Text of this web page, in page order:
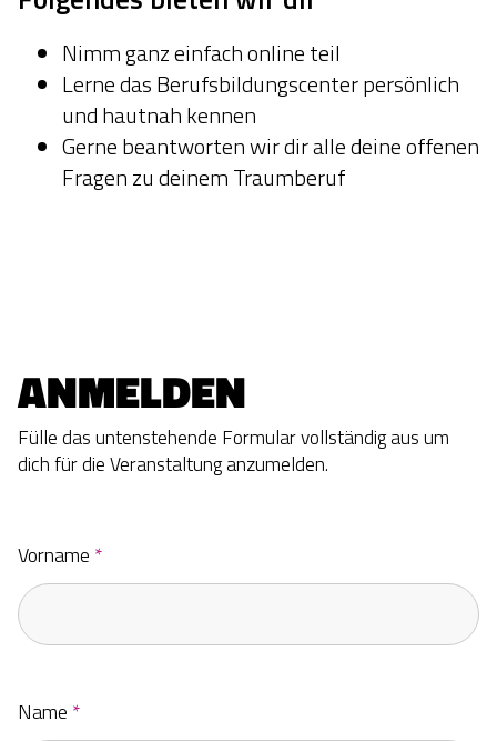
Nimm ganz einfach online teil
Lerne das Berufsbildungscenter persönlich
und hautnah kennen
Gerne beantworten wir dir alle deine offenen
Fragen zu deinem Traumberuf
ANMELDEN
Fülle das untenstehende Formular vollständig aus um
dich für die Veranstaltunganzumelden.
Vorname *
Name *